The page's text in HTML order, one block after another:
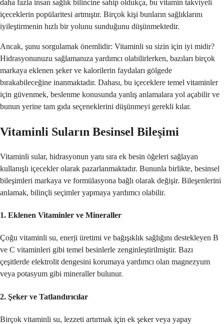
daha fazla insan sağlık bilincine sahip oldukça, bu vitamin takviyeli
içeceklerin popülaritesi artmıştır. Birçok kişi bunların sağlıklarını
iyileştirmenin hızlı bir yolunu sunduğunu düşünmektedir.
Ancak, şunu sorgulamak önemlidir: Vitaminli su sizin için iyi midir?
Hidrasyonunuzu sağlamanıza yardımcı olabilirlerken, bazıları birçok
markaya eklenen şeker ve kalorilerin faydaları gölgede
bırakabileceğine inanmaktadır. Dahası, bu içeceklere temel vitaminler
için güvenmek, beslenme konusunda yanlış anlamalara yol açabilir ve
bunun yerine tam gıda seçeneklerini düşünmeyi gerekli kılar.
Vitaminli Suların Besinsel Bileşimi
Vitaminli sular, hidrasyonun yanı sıra ek besin öğeleri sağlayan
kullanışlı içecekler olarak pazarlanmaktadır. Bununla birlikte, besinsel
bileşimleri markaya ve formülasyona bağlı olarak değişir. Bileşenlerini
anlamak, bilinçli seçimler yapmaya yardımcı olabilir.
1. Eklenen Vitaminler ve Mineraller
Çoğu vitaminli su, enerji üretimi ve bağışıklık sağlığını destekleyen B
ve C vitaminleri gibi temel besinlerle zenginleştirilmiştir. Bazı
çeşitlerde elektrolit dengesini korumaya yardımcı olan magnezyum
veya potasyum gibi mineraller bulunur.
2. Şeker ve Tatlandırıcılar
Birçok vitaminli su, lezzeti artırmak için ek şeker veya yapay